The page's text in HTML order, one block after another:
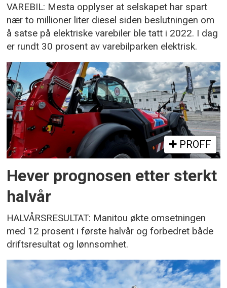
VAREBIL: Mesta opplyser at selskapet har spart
nær to millioner liter diesel siden beslutningen om
å satse på elektriske varebiler ble tatt i 2022. I dag
er rundt 30 prosent av varebilparken elektrisk.
PROFF
Hever prognosen etter sterkt
halvår
HALVÅRSRESULTAT: Manitou økte omsetningen
med 12 prosent i første halvår og forbedret både
driftsresultat og lønnsomhet.